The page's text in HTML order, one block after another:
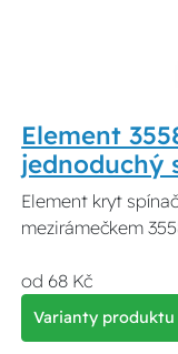
Element
jednoduchý
Element kryt
mezirámečkem
od 68 Kč
Varianty produktu